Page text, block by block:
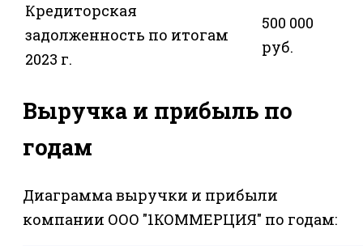
Кредиторская
задолженность по итогам
2023 г.
500 000
руб.
Выручка и прибыль по
годам
Диаграмма выручки и прибыли
компании ООО "1КОММЕРЦИЯ" по годам: